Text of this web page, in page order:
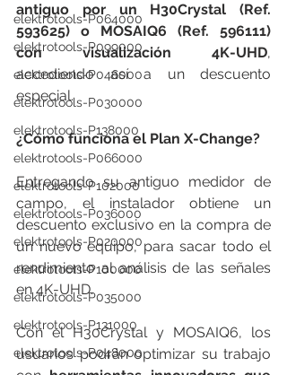
elektrotools-P064000
elektrotools-P099000
elektrotools-P046000
elektrotools-P030000
elektrotools-P138000
elektrotools-P066000
elektrotools-P102000
elektrotools-P036000
elektrotools-P020000
elektrotools-P100000
elektrotools-P035000
elektrotools-P131000
elektrotools-P048000
antiguo por un H30Crystal (Ref.
593625) o MOSAIQ6 (Ref. 596111)
con visualización 4K-UHD,
accediendo así a un descuento
especial.
¿Cómo funciona el Plan X-Change?
Entregando su antiguo medidor de
campo, el instalador obtiene un
descuento exclusivo en la compra de
un nuevo equipo, para sacar todo el
rendimiento al análisis de las señales
en 4K-UHD.
Con el H30Crystal y MOSAIQ6, los
usuarios podrán optimizar su trabajo